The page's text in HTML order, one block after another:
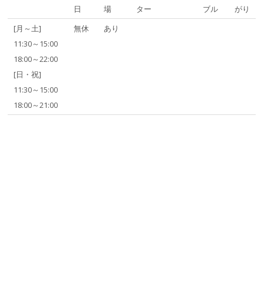
日
場
ター
ブル
がり
[月～土]
11:30～15:00
18:00～22:00
[日・祝]
11:30～15:00
18:00～21:00
無休 あり